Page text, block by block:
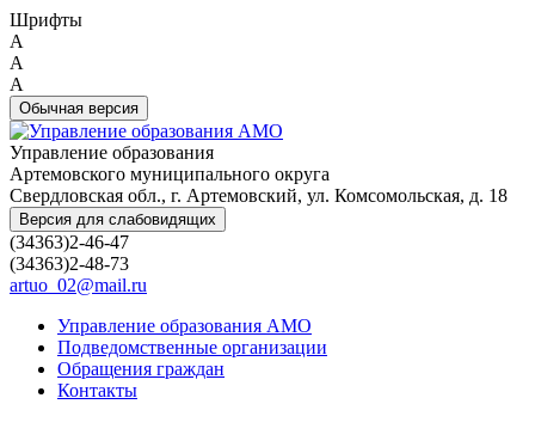
Шрифты
A
A
A
Обычная версия
Управление образования
Артемовского муниципального округа
Свердловская обл., г. Артемовский, ул. Комсомольская, д. 18
Версия для слабовидящих
(34363)2-46-47
(34363)2-48-73
artuo_02@mail.ru
Управление образования АМО
Подведомственные организации
Обращения граждан
Контакты